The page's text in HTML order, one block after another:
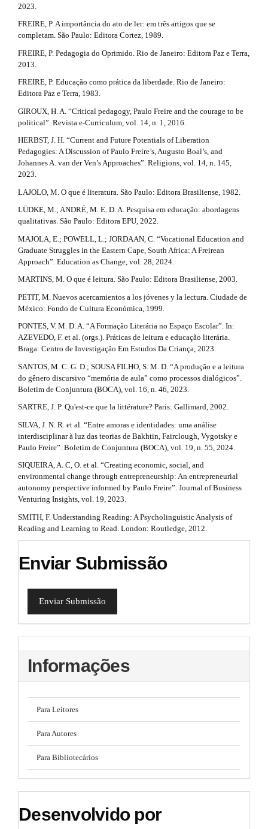
2023.
FREIRE, P. A importância do ato de ler: em três artigos que se
completam. São Paulo: Editora Cortez, 1989.
FREIRE, P. Pedagogia do Oprimido. Rio de Janeiro: Editora Paz e Terra,
2013.
FREIRE, P. Educação como prática da liberdade. Rio de Janeiro:
Editora Paz e Terra, 1983.
GIROUX, H. A. “Critical pedagogy, Paulo Freire and the courage to be
political”. Revista e-Curriculum, vol. 14, n. 1, 2016.
HERBST, J. H. “Current and Future Potentials of Liberation
Pedagogies: A Discussion of Paulo Freire’s, Augusto Boal’s, and
Johannes A. van der Ven’s Approaches”. Religions, vol. 14, n. 145,
2023.
LAJOLO, M. O que é literatura. São Paulo: Editora Brasiliense, 1982.
LÜDKE, M.; ANDRÉ, M. E. D. A. Pesquisa em educação: abordagens
qualitativas. São Paulo: Editora EPU, 2022.
MAJOLA, E.; POWELL, L.; JORDAAN, C. “Vocational Education and
Graduate Struggles in the Eastern Cape, South Africa: A Freirean
Approach”. Education as Change, vol. 28, 2024.
MARTINS, M. O que é leitura. São Paulo: Editora Brasiliense, 2003.
PETIT, M. Nuevos acercamientos a los jóvenes y la lectura. Ciudade de
México: Fondo de Cultura Económica, 1999.
PONTES, V. M. D. A. “A Formação Literária no Espaço Escolar”. In:
AZEVEDO, F. et al. (orgs.). Práticas de leitura e educação literária.
Braga: Centro de Investigação Em Estudos Da Criança, 2023.
SANTOS, M. C. G. D.; SOUSA FILHO, S. M. D. “A produção e a leitura
do gênero discursivo “memória de aula” como processos dialógicos”.
Boletim de Conjuntura (BOCA), vol. 16, n. 46, 2023.
SARTRE, J. P. Qu'est-ce que la littérature? Paris: Gallimard, 2002.
SILVA, J. N. R. et al. “Entre amoras e identidades: uma análise
interdisciplinar à luz das teorias de Bakhtin, Fairclough, Vygotsky e
Paulo Freire”. Boletim de Conjuntura (BOCA), vol. 19, n. 55, 2024.
SIQUEIRA, A. C, O. et al. “Creating economic, social, and
environmental change through entrepreneurship: An entrepreneurial
autonomy perspective informed by Paulo Freire”. Journal of Business
Venturing Insights, vol. 19, 2023.
SMITH, F. Understanding Reading: A Psycholinguistic Analysis of
Reading and Learning to Read. London: Routledge, 2012.
Enviar Submissão
Enviar Submissão
Informações
Para Leitores
Para Autores
Para Bibliotecários
Desenvolvido por